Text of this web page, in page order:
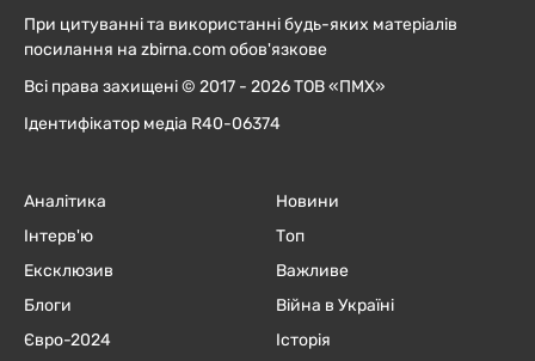
При цитуванні та використанні будь-яких матеріалів
посилання на zbirna.com обов'язкове
Всі права захищені © 2017 - 2026 ТОВ «ПМХ»
Ідентифікатор медіа R40-06374
Аналітика
Інтерв'ю
Ексклюзив
Блоги
Євро-2024
Новини
Топ
Важливе
Війна в Україні
Історія